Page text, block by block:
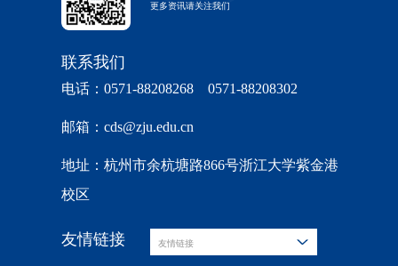
更多资讯请关注我们
联系我们
电话：0571-88208268 0571-88208302
邮箱：cds@zju.edu.cn
地址：杭州市余杭塘路866号浙江大学紫金港
校区
友情链接 友情链接